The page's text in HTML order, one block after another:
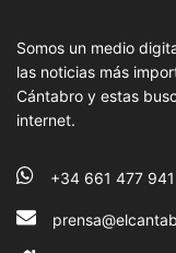
Somos un medio
las noticias más
Cántabro y estas
internet.
+34 661 477 941